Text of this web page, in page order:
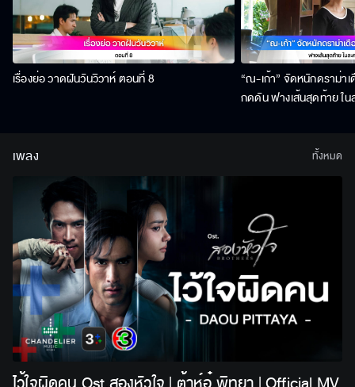
เรื่องย่อ วาดฝันวันวิวาห์ ตอนที่ 8
“ณ-เก้า” จัดหนักดราม่า
กดดัน ฟางเส้นสุดท้าย ใน
เพลง ทั้งหมด